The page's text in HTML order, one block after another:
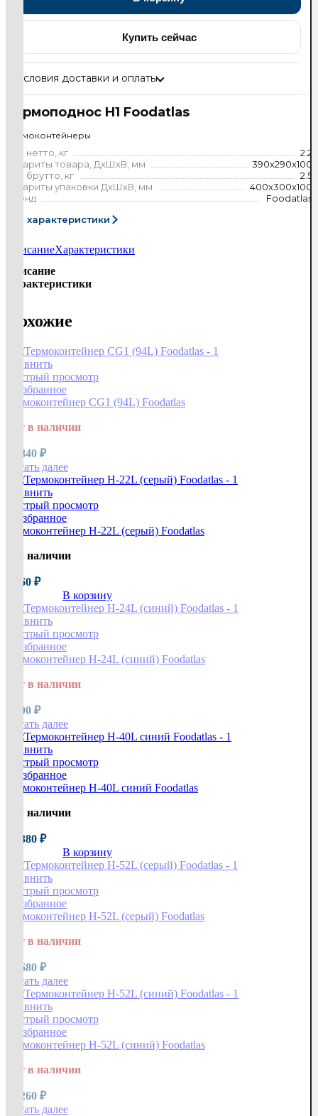
Термоподнос H1 Foodatlas
Термоконтейнеры
Вес нетто, кг
2.2
Габариты товара, ДхШхВ, мм
390x290x100
Вес брутто, кг
2.5
Габариты упаковки ДхШхВ, мм
400x300x100
Бренд
Foodatlas
Все характеристики
Купить сейчас
Условия доставки и оплаты
ОписаниеХарактеристики
Описание
Характеристики
Похожие
Сравнить
Быстрый просмотр
В избранное
Термоконтейнер CG1 (94L) Foodatlas
Нет в наличии
65 840 ₽
Читать далее
Сравнить
Быстрый просмотр
В избранное
Термоконтейнер H-22L (серый) Foodatlas
В наличии
4 860 ₽
В корзину
Сравнить
Быстрый просмотр
В избранное
Термоконтейнер H-24L (синий) Foodatlas
Нет в наличии
9 290 ₽
Читать далее
Сравнить
Быстрый просмотр
В избранное
Термоконтейнер H-40L синий Foodatlas
В наличии
18 380 ₽
В корзину
Сравнить
Быстрый просмотр
В избранное
Термоконтейнер H-52L (серый) Foodatlas
Нет в наличии
15 680 ₽
Читать далее
Сравнить
Быстрый просмотр
В избранное
Термоконтейнер H-52L (синий) Foodatlas
Нет в наличии
12 260 ₽
Читать далее